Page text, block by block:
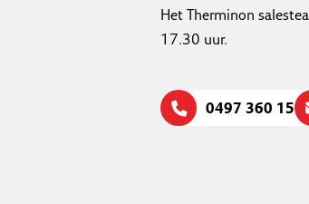
Het Therminon
17.30 uur.
0497 360 159